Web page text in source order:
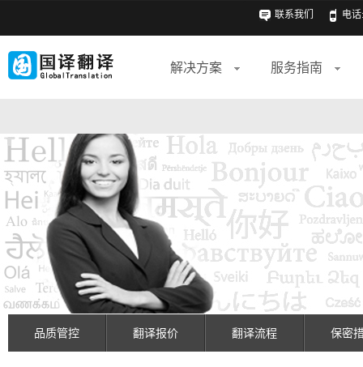
联系我们 电话
解决方案 服务指南
品质管控 翻译报价 翻译流程 保密